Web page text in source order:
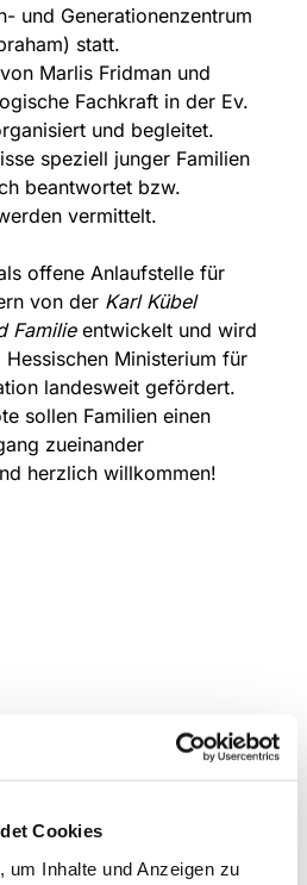
Cookies
um Inhalte und Anzeigen zu
und Generationenzentrum
statt.
Marlis Fridman und
Fachkraft in der Ev.
und begleitet.
speziell junger Familien
beantwortet bzw.
vermittelt.
offene Anlaufstelle für
von der Karl Kübel
Familieentwickelt und wird
Ministerium für
landesweit gefördert.
sollen Familien einen
zueinander
herzlich willkommen!